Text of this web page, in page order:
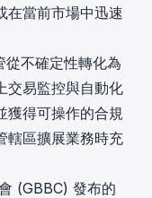
在當前市場中迅速
從不確定性轉化為
交易監控與自動化
獲得可操作的合規
區擴展業務時充
(GBBC) 發布的